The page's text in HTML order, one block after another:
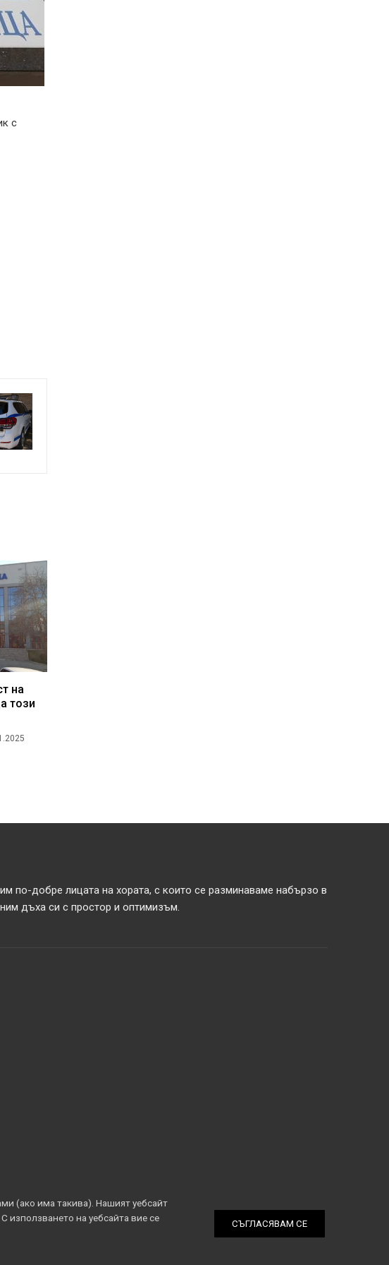
(ако има такива). Нашият уебсайт
използването на уебсайта вие се
СЪГЛАСЯВАМ СЕ
с
на
този
по-добре лицата на хората, с които се разминаваме набързо в
дъха си с простор и оптимизъм.